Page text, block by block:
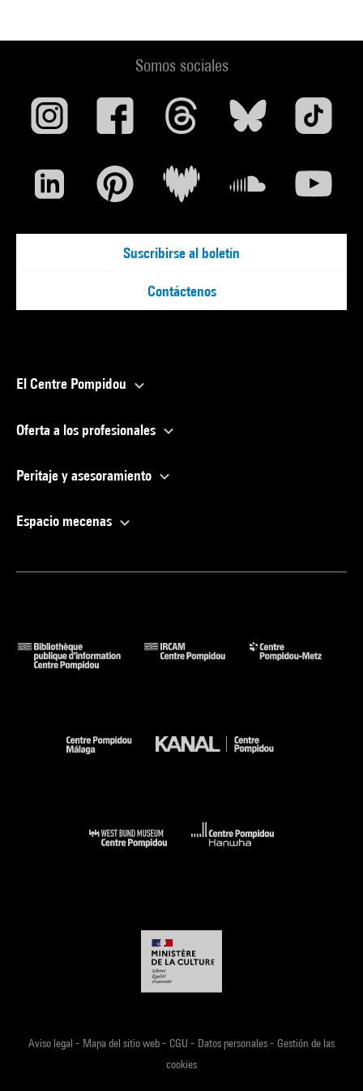
D’après Jacinto Lageira, Le Magazine, n°75, 15 mai-15 juillet
Somos sociales
Suscribirse al boletín
Contáctenos
El Centre Pompidou
Oferta a los profesionales
Peritaje y asesoramiento
Espacio mecenas
Aviso legal - Mapa del sitio web- CGU - Datos personales- Gestión de las
cookies